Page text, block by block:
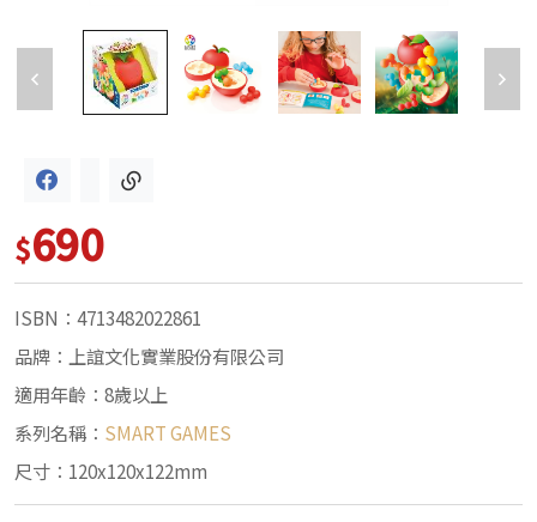
$690
ISBN：4713482022861
品牌：上誼文化實業股份有限公司
適用年齡：8歲以上
系列名稱： SMART GAMES
尺寸：120x120x122mm